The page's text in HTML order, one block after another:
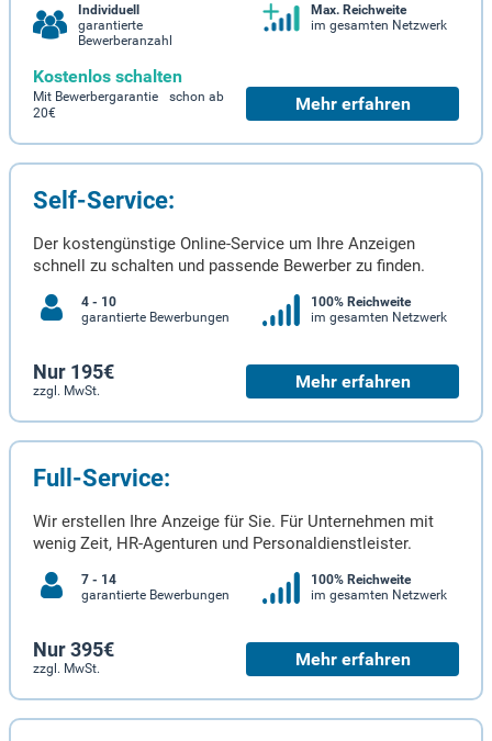
Individuell
garantierte
Bewerberanzahl
Max. Reichweite
im gesamten Netzwerk
Kostenlos schalten
Mit Bewerbergarantie schon ab
20€
Mehr erfahren
Self-Service:
Der kostengünstige Online-Service um Ihre Anzeigen
schnell zu schalten und passende Bewerber zu finden.
4 - 10
garantierte Bewerbungen
100% Reichweite
im gesamten Netzwerk
Nur 195€
zzgl. MwSt. Mehr erfahren
Full-Service:
Wir erstellen Ihre Anzeige für Sie. Für Unternehmen mit
wenig Zeit, HR-Agenturen und Personaldienstleister.
7 - 14
garantierte Bewerbungen
100% Reichweite
im gesamten Netzwerk
Nur 395€
zzgl. MwSt. Mehr erfahren